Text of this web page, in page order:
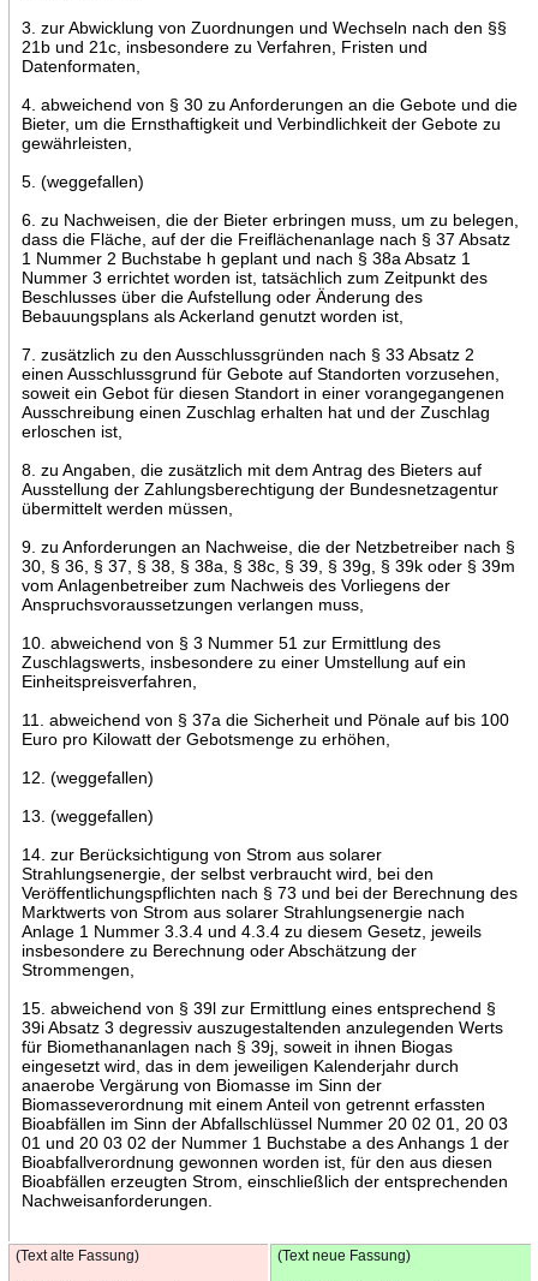
3. zur Abwicklung von Zuordnungen und Wechseln nach den §§
21b und 21c, insbesondere zu Verfahren, Fristen und
Datenformaten,
4. abweichend von § 30 zu Anforderungen an die Gebote und die
Bieter, um die Ernsthaftigkeit und Verbindlichkeit der Gebote zu
gewährleisten,
5. (weggefallen)
6. zu Nachweisen, die der Bieter erbringen muss, um zu belegen,
dass die Fläche, auf der die Freiflächenanlage nach § 37 Absatz
1 Nummer 2 Buchstabe h geplant und nach § 38a Absatz 1
Nummer 3 errichtet worden ist, tatsächlich zum Zeitpunkt des
Beschlusses über die Aufstellung oder Änderung des
Bebauungsplans als Ackerland genutzt worden ist,
7. zusätzlich zu den Ausschlussgründen nach § 33 Absatz 2
einen Ausschlussgrund für Gebote auf Standorten vorzusehen,
soweit ein Gebot für diesen Standort in einer vorangegangenen
Ausschreibung einen Zuschlag erhalten hat und der Zuschlag
erloschen ist,
8. zu Angaben, die zusätzlich mit dem Antrag des Bieters auf
Ausstellung der Zahlungsberechtigung der Bundesnetzagentur
übermittelt werden müssen,
9. zu Anforderungen an Nachweise, die der Netzbetreiber nach §
30, § 36, § 37, § 38, § 38a, § 38c, § 39, § 39g, § 39k oder § 39m
vom Anlagenbetreiber zum Nachweis des Vorliegens der
Anspruchsvoraussetzungen verlangen muss,
10. abweichend von § 3 Nummer 51 zur Ermittlung des
Zuschlagswerts, insbesondere zu einer Umstellung auf ein
Einheitspreisverfahren,
11. abweichend von § 37a die Sicherheit und Pönale auf bis 100
Euro pro Kilowatt der Gebotsmenge zu erhöhen,
12. (weggefallen)
13. (weggefallen)
14. zur Berücksichtigung von Strom aus solarer
Strahlungsenergie, der selbst verbraucht wird, bei den
Veröffentlichungspflichten nach § 73 und bei der Berechnung des
Marktwerts von Strom aus solarer Strahlungsenergie nach
Anlage 1 Nummer 3.3.4 und 4.3.4 zu diesem Gesetz, jeweils
insbesondere zu Berechnung oder Abschätzung der
Strommengen,
15. abweichend von § 39l zur Ermittlung eines entsprechend §
39i Absatz 3 degressiv auszugestaltenden anzulegenden Werts
für Biomethananlagen nach § 39j, soweit in ihnen Biogas
eingesetzt wird, das in dem jeweiligen Kalenderjahr durch
anaerobe Vergärung von Biomasse im Sinn der
Biomasseverordnung mit einem Anteil von getrennt erfassten
Bioabfällen im Sinn der Abfallschlüssel Nummer 20 02 01, 20 03
01 und 20 03 02 der Nummer 1 Buchstabe a des Anhangs 1 der
Bioabfallverordnung gewonnen worden ist, für den aus diesen
Bioabfällen erzeugten Strom, einschließlich der entsprechenden
Nachweisanforderungen.
(Text alte Fassung) (Text neue Fassung)